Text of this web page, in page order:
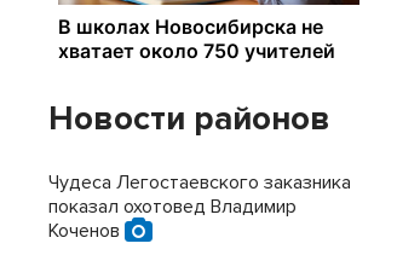
Новости районов
Чудеса Легостаевского заказника
показал охотовед Владимир
Коченов